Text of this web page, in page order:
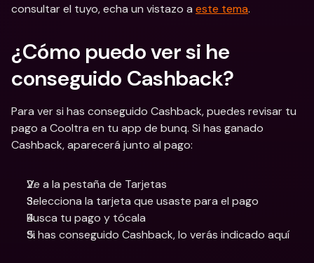
consultar el tuyo, echa un vistazo a este tema.
¿Cómo puedo ver si he
conseguido Cashback?
Para ver si has conseguido Cashback, puedes revisar tu
pago a Cooltra en tu app de bunq. Si has ganado
Cashback, aparecerá junto al pago:
Ve a la pestaña de Tarjetas
Selecciona la tarjeta que usaste para el pago
Busca tu pago y tócala
Si has conseguido Cashback, lo verás indicado aquí